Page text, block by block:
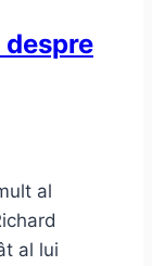
al
al lui